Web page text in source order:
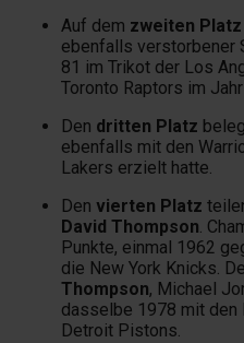
Auf dem zweiten Platz
ebenfalls verstorbener
81 im Trikot der Los
Toronto Raptors im
Den dritten Platz
ebenfalls mit den
Lakers erzielt hatte.
Den vierten Platz
David Thompson.
Punkte, einmal 1962
die New York Knicks.
Thompson, Michael
dasselbe 1978 mit den
Detroit Pistons.